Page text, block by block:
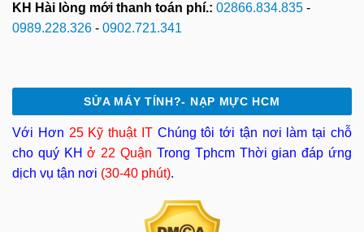
KH Hài lòng mới thanh toán phí.: 02866.834.835 -
0989.228.326 - 0902.721.341
SỬA MÁY TÍNH?- NẠP MỰC HCM
Với Hơn 25 Kỹ thuật ITChúng tôi tới tận nơi làm tại chỗ
cho quý KHở 22 Quận Trong Tphcm Thời gian đáp ứng
dịch vụ tận nơi (30-40 phút).